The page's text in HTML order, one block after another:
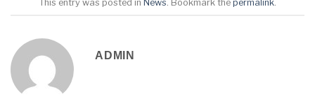
This entry was posted in News . Bookmark the permalink
ADMIN